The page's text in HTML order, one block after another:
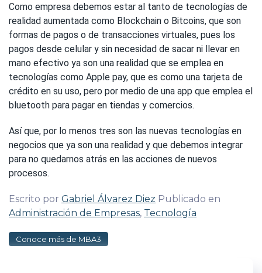
Como empresa debemos estar al tanto de tecnologías de
realidad aumentada como Blockchain o Bitcoins, que son
formas de pagos o de transacciones virtuales, pues los
pagos desde celular y sin necesidad de sacar ni llevar en
mano efectivo ya son una realidad que se emplea en
tecnologías como Apple pay, que es como una tarjeta de
crédito en su uso, pero por medio de una app que emplea el
bluetooth para pagar en tiendas y comercios.
Así que, por lo menos tres son las nuevas tecnologías en
negocios que ya son una realidad y que debemos integrar
para no quedarnos atrás en las acciones de nuevos
procesos.
Escrito por Gabriel Álvarez Diez Publicado en
Administración de Empresas, Tecnología
Conoce más de MBA3